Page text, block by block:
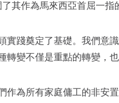
其作為馬來西亞首屈一
實踐奠定了基礎。我們意
轉變不僅是重點的轉變，
作為所有家庭傭工的非安